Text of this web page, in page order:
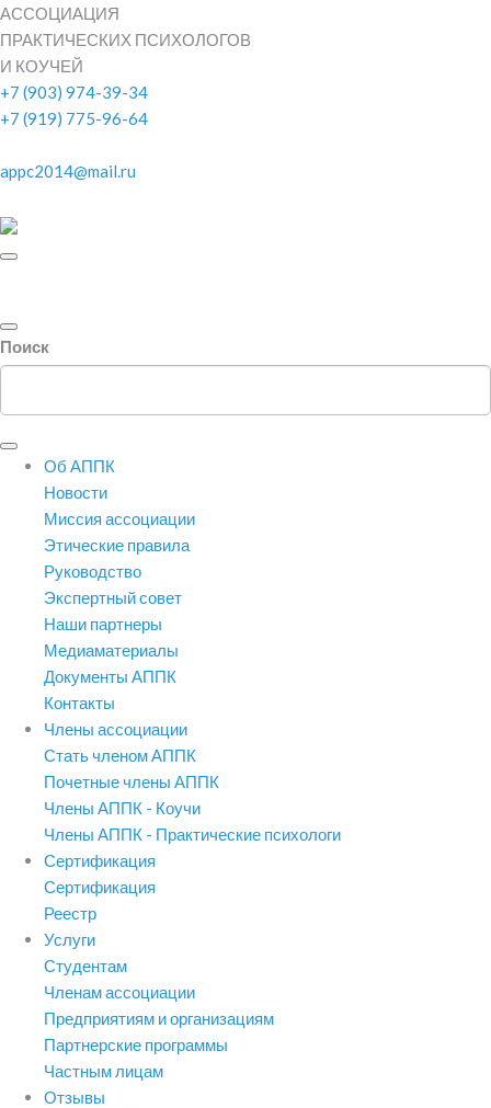
АССОЦИАЦИЯ
ПРАКТИЧЕСКИХ ПСИХОЛОГОВ
И КОУЧЕЙ
+7 (903) 974-39-34
+7 (919) 775-96-64
appc2014@mail.ru
Поиск
Об АППК
Новости
Миссия ассоциации
Этические правила
Руководство
Экспертный совет
Наши партнеры
Медиаматериалы
Документы АППК
Контакты
Члены ассоциации
Стать членом АППК
Почетные члены АППК
Члены АППК - Коучи
Члены АППК - Практические психологи
Сертификация
Сертификация
Реестр
Услуги
Студентам
Членам ассоциации
Предприятиям и организациям
Партнерские программы
Частным лицам
Отзывы